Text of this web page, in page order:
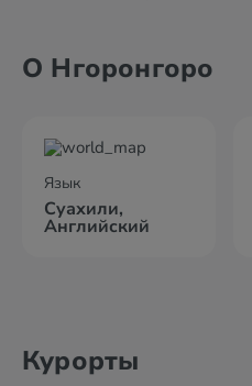
О Нгоронгоро
Язык
Суахили,
Английский
Курорты